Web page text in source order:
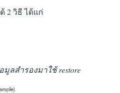
2 วิธี ได้แก่
มูลสำรองมาใช้ restore